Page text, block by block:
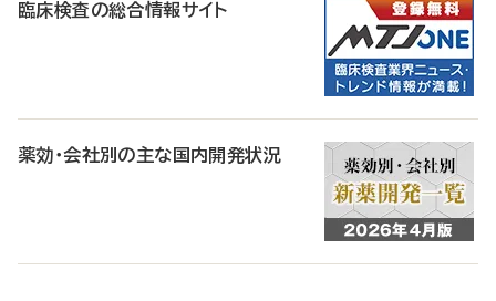
臨床検査の総合情報サイト
薬効・会社別の主な国内開発状況